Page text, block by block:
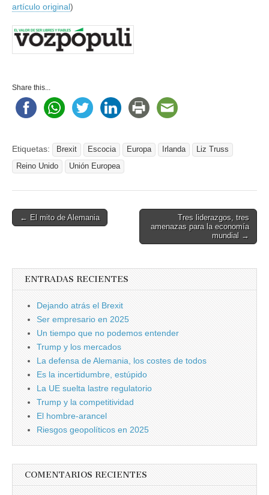
artículo original)
Share this...
Etiquetas: Brexit Escocia Europa Irlanda
Liz Truss
Reino Unido
Unión Europea
Post
← El mito de Alemania
Tres liderazgos, tres
amenazas para la economía
mundial →
ENTRADAS RECIENTES
Dejando atrás el Brexit
Ser empresario en 2025
Un tiempo que no podemos entender
Trump y los mercados
La defensa de Alemania, los costes de todos
Es la incertidumbre, estúpido
La UE suelta lastre regulatorio
Trump y la competitividad
El hombre-arancel
Riesgos geopolíticos en 2025
COMENTARIOS RECIENTES